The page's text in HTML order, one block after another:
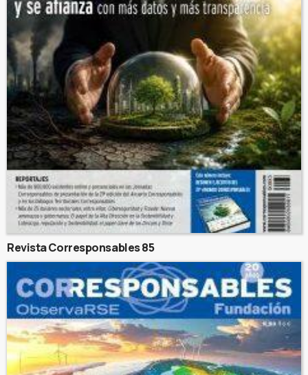
Revista Corresponsables 85